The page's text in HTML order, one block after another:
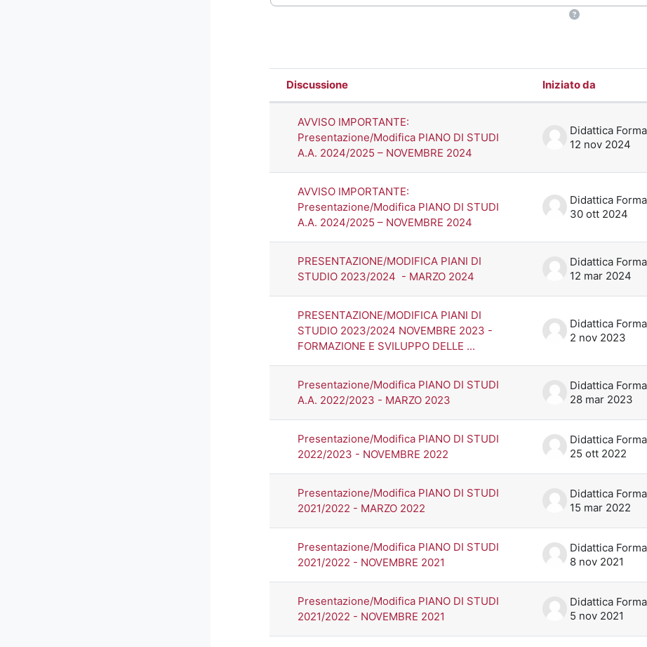
Elenco delle discussioni. Visualizzazione di
Stato
Discussione Iniziato da
AVVISO IMPORTANTE:
Presentazione/Modifica PIANO DI STUDI
A.A. 2024/2025 – NOVEMBRE 2024
12 nov 2024
AVVISO IMPORTANTE:
Presentazione/Modifica PIANO DI STUDI
A.A. 2024/2025 – NOVEMBRE 2024
30 ott 2024
PRESENTAZIONE/MODIFICA PIANI DI
STUDIO 2023/2024 - MARZO 2024
12 mar 2024
PRESENTAZIONE/MODIFICA PIANI DI
STUDIO 2023/2024 NOVEMBRE 2023 -
FORMAZIONE E SVILUPPO DELLE ...
2 nov 2023
Presentazione/Modifica PIANO DI STUDI
A.A. 2022/2023 - MARZO 2023
28 mar 2023
Presentazione/Modifica PIANO DI STUDI
2022/2023 - NOVEMBRE 2022
25 ott 2022
Presentazione/Modifica PIANO DI STUDI
2021/2022 - MARZO 2022
15 mar 2022
Presentazione/Modifica PIANO DI STUDI
2021/2022 - NOVEMBRE 2021
8 nov 2021
Presentazione/Modifica PIANO DI STUDI
2021/2022 - NOVEMBRE 2021
5 nov 2021